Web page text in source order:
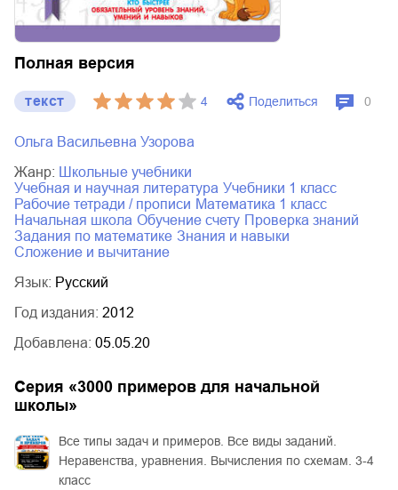
Полная версия
текст 4 Поделиться 0
Ольга Васильевна Узорова
Жанр:
школьные учебники
учебная и научная литература
учебники 1 класс
рабочие тетради / прописи
математика 1 класс
начальная школа
обучение счету
проверка знаний
задания по математике
знания и навыки
сложение и вычитание
Язык: Русский
Год издания: 2012
Добавлена: 05.05.20
Серия «3000 примеров для начальной
школы»
Все типы задач и примеров. Все виды заданий.
Неравенства, уравнения. Вычисления по схемам. 3-4
класс